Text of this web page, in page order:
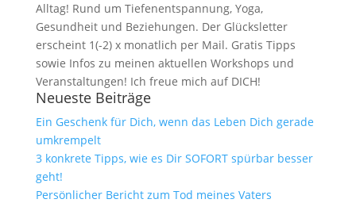
Alltag! Rund um Tiefenentspannung, Yoga,
Gesundheit und Beziehungen. Der Glücksletter
erscheint 1(-2) x monatlich per Mail. Gratis Tipps
sowie Infos zu meinen aktuellen Workshops und
Veranstaltungen! Ich freue mich auf DICH!
Neueste Beiträge
Ein Geschenk für Dich, wenn das Leben Dich gerade
umkrempelt
3 konkrete Tipps, wie es Dir SOFORT spürbar besser
geht!
Persönlicher Bericht zum Tod meines Vaters